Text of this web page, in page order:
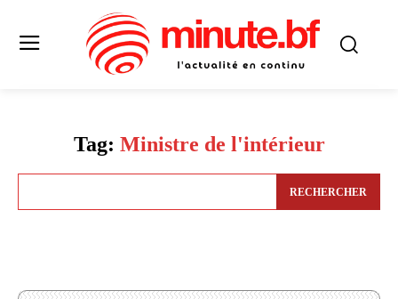
Tag: Ministre de l'intérieur
RECHERCHER